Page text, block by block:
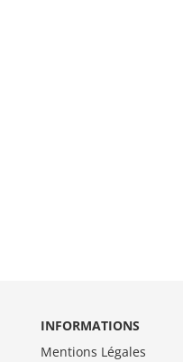
INFORMATIONS
Mentions Légales